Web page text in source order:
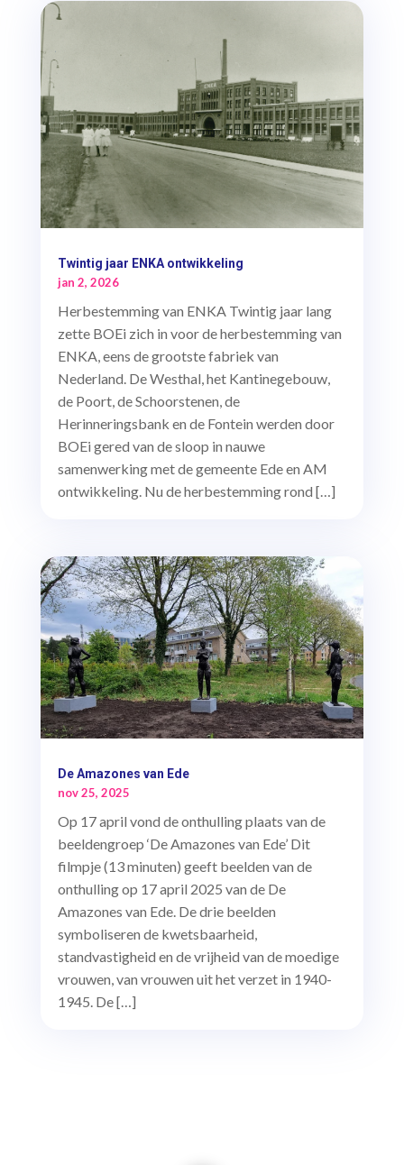
Twintig jaar ENKA ontwikkeling
jan 2, 2026
Herbestemming van ENKA Twintig jaar lang
zette BOEi zich in voor de herbestemming van
ENKA, eens de grootste fabriek van
Nederland. De Westhal, het Kantinegebouw,
de Poort, de Schoorstenen, de
Herinneringsbank en de Fontein werden door
BOEi gered van de sloop in nauwe
samenwerking met de gemeente Ede en AM
ontwikkeling. Nu de herbestemming rond […]
De Amazones van Ede
nov 25, 2025
Op 17 april vond de onthulling plaats van de
beeldengroep ‘De Amazones van Ede’ Dit
filmpje (13 minuten) geeft beelden van de
onthulling op 17 april 2025 van de De
Amazones van Ede. De drie beelden
symboliseren de kwetsbaarheid,
standvastigheid en de vrijheid van de moedige
vrouwen, van vrouwen uit het verzet in 1940-
1945. De […]